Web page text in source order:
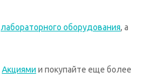
лабораторного оборудования, а
Акциями и покупайте еще более